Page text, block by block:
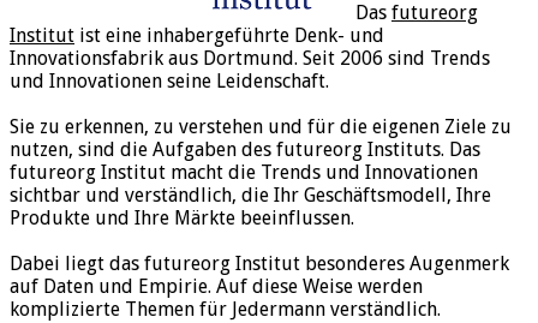
Das futureorg
Institut ist eine inhabergeführte Denk- und
Innovationsfabrik aus Dortmund. Seit 2006 sind Trends
und Innovationen seine Leidenschaft.
Sie zu erkennen, zu verstehen und für die eigenen Ziele zu
nutzen, sind die Aufgaben des futureorg Instituts. Das
futureorg Institut macht die Trends und Innovationen
sichtbar und verständlich, die Ihr Geschäftsmodell, Ihre
Produkte und Ihre Märkte beeinflussen.
Dabei liegt das futureorg Institut besonderes Augenmerk
auf Daten und Empirie. Auf diese Weise werden
komplizierte Themen für Jedermann verständlich.